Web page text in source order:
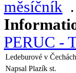
měsíčník .
PERUC -
Ledeburové v Čechách
Napsal Plazík st.